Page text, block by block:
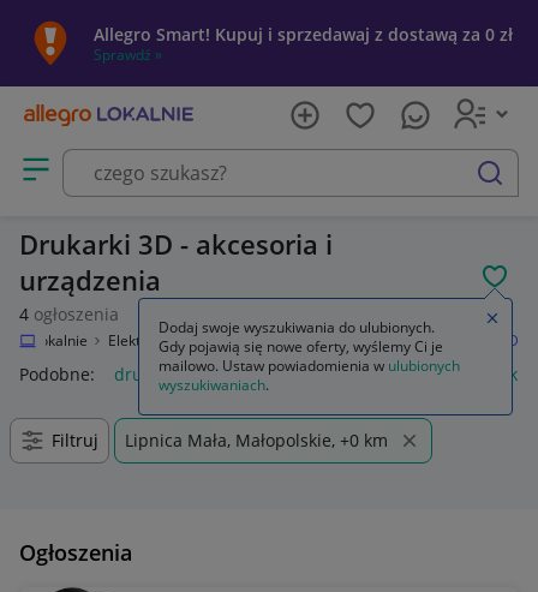
Allegro Smart! Kupuj i sprzedawaj z dostawą za 0 zł
Sprawdź »
Otwórz menu z kategoriami
szukaj
Drukarki 3D - akcesoria i
urządzenia
4 ogłoszenia
Lokalnie Elektronika Komputery Drukarki i skanery Drukarki 3D
Podobne: drukarki 3d smok z drukarki 3d klej do drukarki
Filtruj Lipnica Mała, Małopolskie, +0 km
Ogłoszenia
Dodaj swoje wyszukiwania do ulubionych.
Gdy pojawią się nowe oferty, wyślemy Ci je
mailowo. Ustaw powiadomienia w ulubionych
wyszukiwaniach.